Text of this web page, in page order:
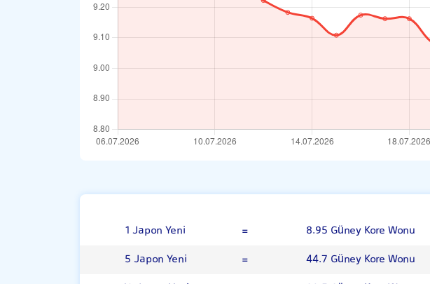
1 Japon Yeni =
8.95 Güney Kore Wonu
5 Japon Yeni
=
44.7 Güney Kore Wonu